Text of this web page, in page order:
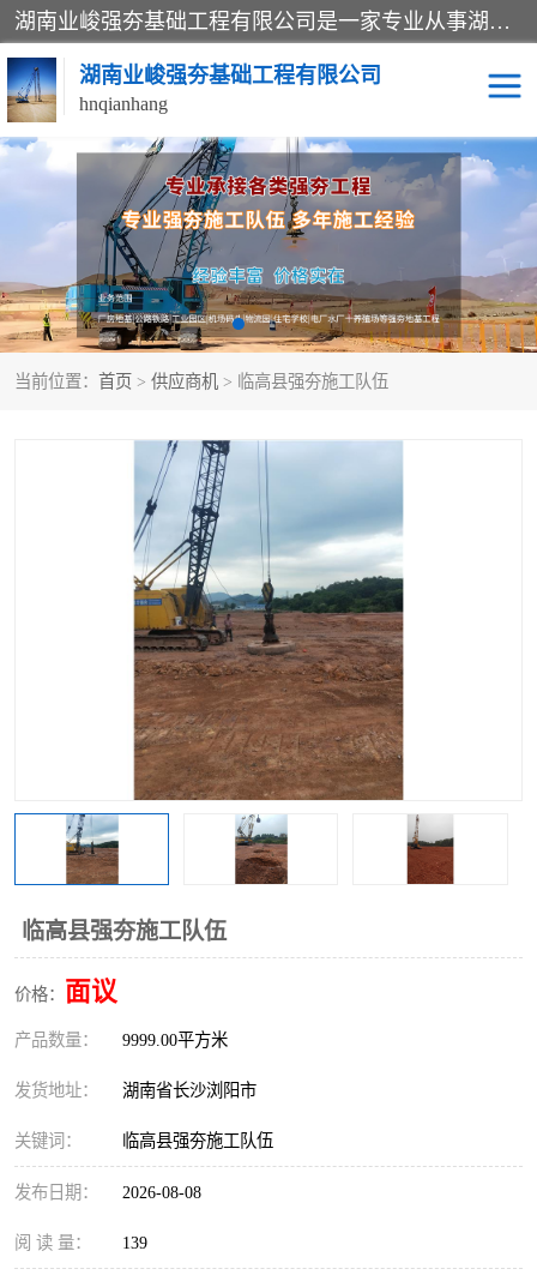
湖南业峻强夯基础工程有限公司是一家专业从事湖南强夯基础工程、强夯机租赁，地基处理的施工单位。业务覆盖：湖南、广东，江西等地。可承接1000KN.m-25000KN.m强夯（置换）工程。公司创始人是国内较早期从事强夯施工的建设者，经过多年的一步一个脚印的发展，在行业内具有较高的度和良好的口碑。
湖南业峻强夯基础工程有限公司
hnqianhang
当前位置： 首页 > 供应商机 > 临高县强夯施工队伍
临高县强夯施工队伍
价格： 面议
产品数量： 9999.00平方米
发货地址： 湖南省长沙浏阳市
关键词： 临高县强夯施工队伍
发布日期： 2026-08-08
阅 读 量： 139
强夯施工案例 强夯机租赁
强夯施工工程 强夯施工队伍
强夯队伍